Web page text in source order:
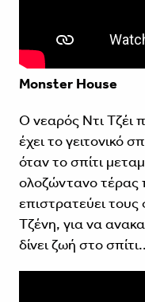
Monster House
Ο νεαρός Ντι Τζέι
έχει το γειτονικό
όταν το σπίτι
ολοζώντανο τέρας
επιστρατεύει
Τζένη, για να
δίνει ζωή στο